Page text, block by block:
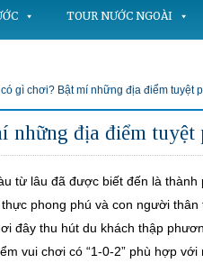
TOUR NƯỚC NGOÀI
gì chơi? Bật mí những địa điểm tuyệt
những địa điểm tuyệt
từ lâu đã được biết đến là
phong phú và con người
đây thu hút du khách thập
vui chơi có “1-0-2” phù hợp với